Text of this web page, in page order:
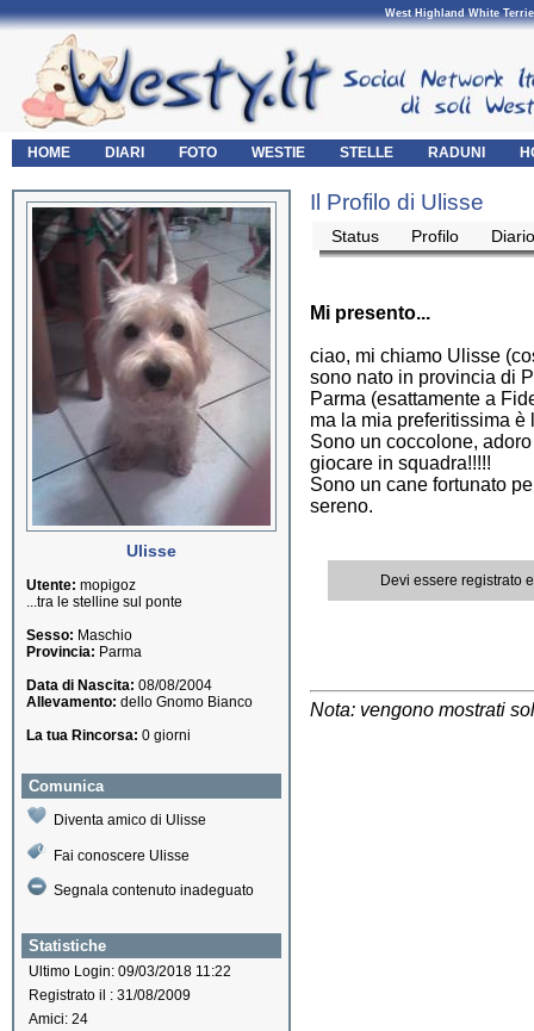
West Highland White
HOME DIARI FOTO WESTIE STELLE RADUNI
Ulisse
Utente: mopigoz
...tra le stelline sul ponte
Sesso: Maschio
Provincia: Parma
Data di Nascita: 08/08/2004
Allevamento: dello Gnomo Bianco
La tua Rincorsa: 0 giorni
Comunica
Diventa amico di Ulisse
Fai conoscere Ulisse
Segnala contenuto inadeguato
Statistiche
Ultimo Login: 09/03/2018 11:22
Registrato il : 31/08/2009
Amici: 24
Il Profilo di Ulisse
Status Profilo Diario
Mi presento...
ciao, mi chiamo Ulisse
sono nato in provincia di
Parma (esattamente a
ma la mia preferitissima è
Sono un coccolone,
giocare in squadra!!!!!
Sono un cane fortunato
sereno.
Devi essere registrato
Nota: vengono mostrati